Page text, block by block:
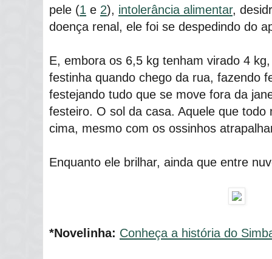
pele (1 e 2), intolerância alimentar,
doença renal, ele foi se despedindo do
E, embora os 6,5 kg tenham virado 4
festinha quando chego da rua, fazendo
festejando tudo que se move fora da
festeiro. O sol da casa. Aquele que todo
cima, mesmo com os ossinhos
Enquanto ele brilhar, ainda que entre
*Novelinha: Conheça a história do